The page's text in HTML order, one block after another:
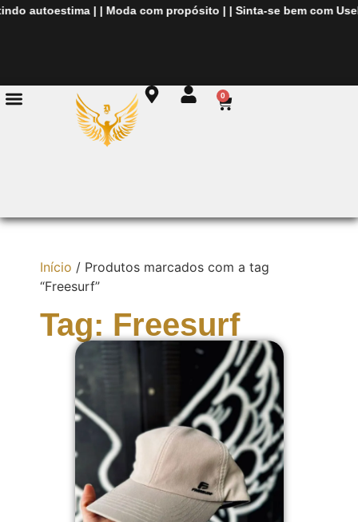
autoestima| | Moda com propósito| | Sinta-se bem com
0
Início / Produtos marcados com a tag
“Freesurf”
Tag: Freesurf